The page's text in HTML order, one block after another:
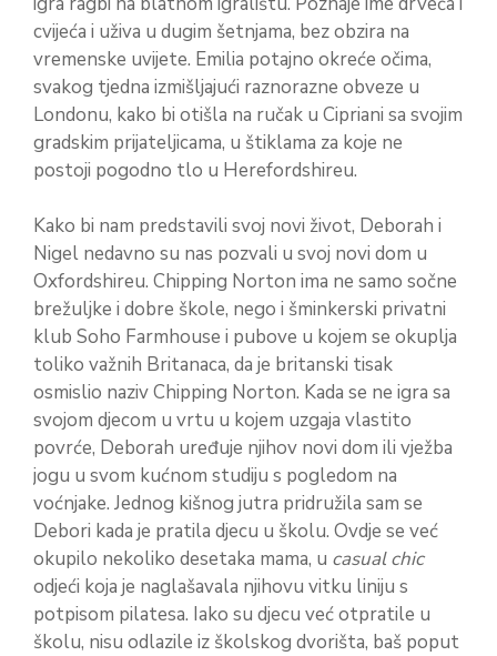
cvijeća i uživa u dugim šetnjama, bez obzira na
vremenske uvijete. Emilia potajno okreće očima,
svakog tjedna izmišljajući raznorazne obveze u
Londonu, kako bi otišla na ručak u Cipriani sa svojim
gradskim prijateljicama, u štiklama za koje ne
postoji pogodno tlo u Herefordshireu.
Kako bi nam predstavili svoj novi život, Deborah i
Nigel nedavno su nas pozvali u svoj novi dom u
Oxfordshireu. Chipping Norton ima ne samo sočne
brežuljke i dobre škole, nego i šminkerski privatni
klub Soho Farmhouse i pubove u kojem se okuplja
toliko važnih Britanaca, da je britanski tisak
osmislio naziv Chipping Norton. Kada se ne igra sa
svojom djecom u vrtu u kojem uzgaja vlastito
povrće, Deborah uređuje njihov novi dom ili vježba
jogu u svom kućnom studiju s pogledom na
voćnjake. Jednog kišnog jutra pridružila sam se
Debori kada je pratila djecu u školu. Ovdje se već
okupilo nekoliko desetaka mama, u casual chic
odjeći koja je naglašavala njihovu vitku liniju s
potpisom pilatesa. Iako su djecu već otpratile u
školu, nisu odlazile iz školskog dvorišta, baš poput